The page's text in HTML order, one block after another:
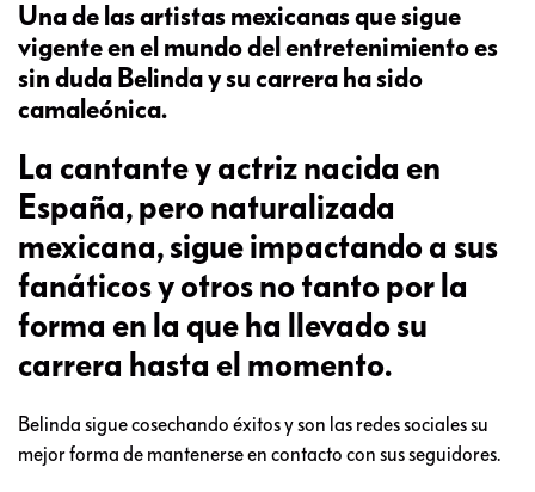
Una de las artistas mexicanas que sigue
vigente en el mundo del entretenimiento es
sin duda Belinda y su carrera ha sido
camaleónica.
La cantante y actriz nacida en
España, pero naturalizada
mexicana, sigue impactando a sus
fanáticos y otros no tanto por la
forma en la que ha llevado su
carrera hasta el momento.
Belinda sigue cosechando éxitos y son las redes sociales su
mejor forma de mantenerse en contacto con sus seguidores.